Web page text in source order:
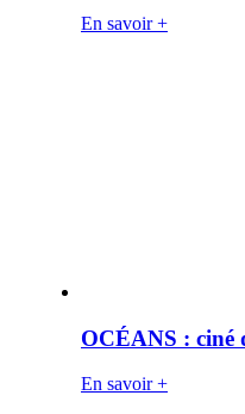
En savoir +
OCÉANS : ciné
En savoir +